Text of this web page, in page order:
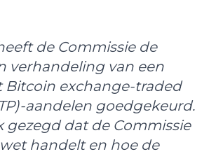
de Commissie de
verhandeling van een
Bitcoin exchange-traded
aandelen goedgekeurd.
gezegd dat de Commissie
handelt en hoe de